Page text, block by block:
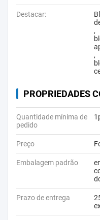
Destacar:
,
,
PROPRIEDADES
Quantidade mínima de
pedido
Preço
Embalagem padrão
Prazo de entrega